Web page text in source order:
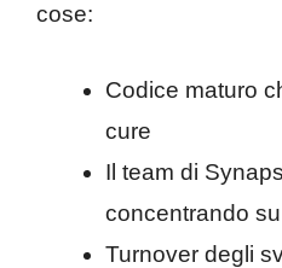
cose:
Codice maturo
cure
Il team di
concentrando
Turnover degli